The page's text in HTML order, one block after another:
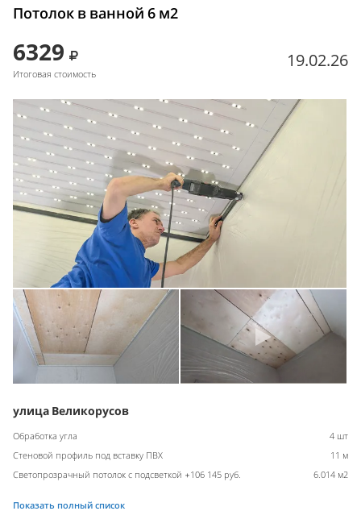
Потолок в ванной 6 м2
6329
Итоговая стоимость
19.02.26
улица Великорусов
Обработка угла
4 шт
Стеновой профиль под вставку ПВХ
11 м
Светопрозрачный потолок с подсветкой +106 145 руб.
6.014 м2
Показать полный список